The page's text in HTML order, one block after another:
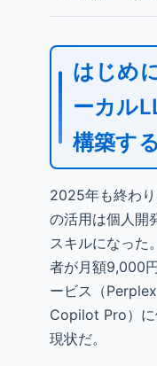
はじめ
ーカル
構築す
2025年も終わ
の活用は個人開
スキルになった
者が月額9,000
ービス（
Copilot Pro）
現状だ。